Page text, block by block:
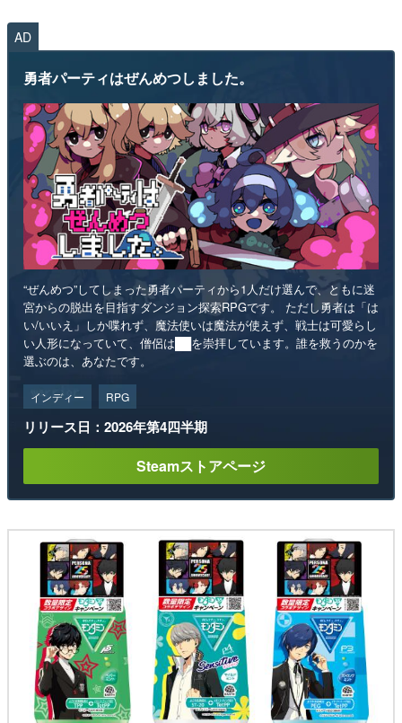
AD
勇者パーティはぜんめつしました。
“ぜんめつ”してしまった勇者パーティから1人だけ選んで、ともに迷
宮からの脱出を目指すダンジョン探索RPGです。 ただし勇者は「は
い/いいえ」しか喋れず、魔法使いは魔法が使えず、戦士は可愛らし
い人形になっていて、僧侶は██を崇拝しています。誰を救うのかを
選ぶのは、あなたです。
インディー RPG
リリース日：2026年第4四半期
Steamストアページ